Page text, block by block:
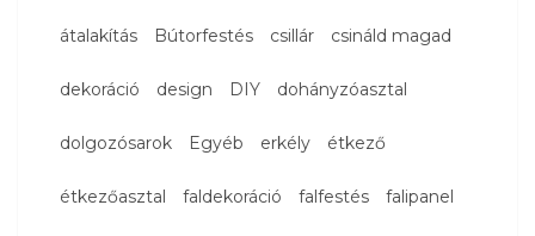
átalakítás Bútorfestés csillár csináld magad
dekoráció design DIY dohányzóasztal
dolgozósarok Egyéb erkély étkező
étkezőasztal faldekoráció falfestés falipanel